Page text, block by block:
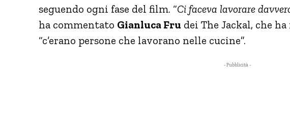
seguendo ogni fase del film. “Ci faceva lavorare
ha commentato Gianluca Fru dei The Jackal, che
“c’erano persone che lavorano nelle cucine”.
- Pubblicità -